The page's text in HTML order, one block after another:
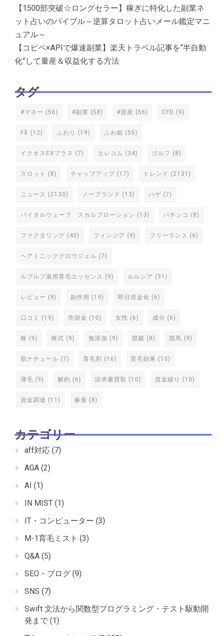
【1500部突破☆ロングセラー】稼ぎに特化した副業ネ
ット占いのバイブル～逆算タロット占いメール鑑定マニ
ュアル～
【コピペ×APIで爆速副業】楽天トラベル記事を“半自動
化”して量産＆収益化する方法
タグ
#マネー (56) #副業 (58) #資産 (56) CFD (9)
FX (12) ふわり (19) ふわ姫 (55)
イクオスEXプラス (7) エレコム (34) ゴルフ (8)
スロット (8) チャップアップ (17) トレンド (2131)
ニュース (2130) ノーブランド (13) ハゲ (7)
バイタルウェーブ スカルプローション (13) パチンコ (8)
ファクタリング (40) フィンジア (9) フリーランス (6)
ヘアトニックグロウジェル (7)
ルプルプ薬用育毛エッセンス (9) ルルシア (31)
レビュー (9) 副作用 (19) 即日現金化 (6)
口コミ (19) 売掛金 (10) 女性 (6) 成分 (6)
株 (9) 株式 (9) 無添加 (9) 競艇 (8) 競馬 (9)
肌ナチュール (7) 育毛剤 (16) 育毛効果 (10)
薄毛 (9) 解約 (6) 請求書買取 (10) 資金繰り (10)
資金調達 (11) 麻雀 (8)
カテゴリー
aff対応 (7)
AGA (2)
AI (1)
IN MIST (1)
IT・コンピューター (3)
M-1育毛ミスト (3)
Q&A (5)
SEO・ブログ (9)
SNS (7)
Swift 文法から関数型プログラミング・テスト駆動開
発まで (1)